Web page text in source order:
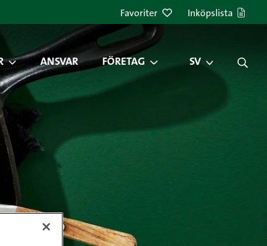
Favoriter Inköpslista
ANSVAR FÖRETAG SV